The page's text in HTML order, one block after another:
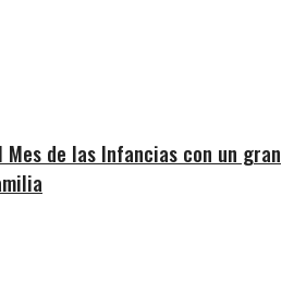
de las Infancias con un gran